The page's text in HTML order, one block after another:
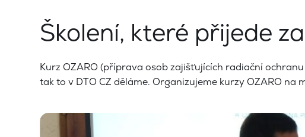
Školení, které přijede
Kurz OZARO (příprava osob zajišťujících radiační
tak to v DTO CZ děláme. Organizujeme kurzy OZARO